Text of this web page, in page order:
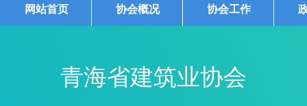
网站首页 协会概况 协会工作
青海省建筑业协会